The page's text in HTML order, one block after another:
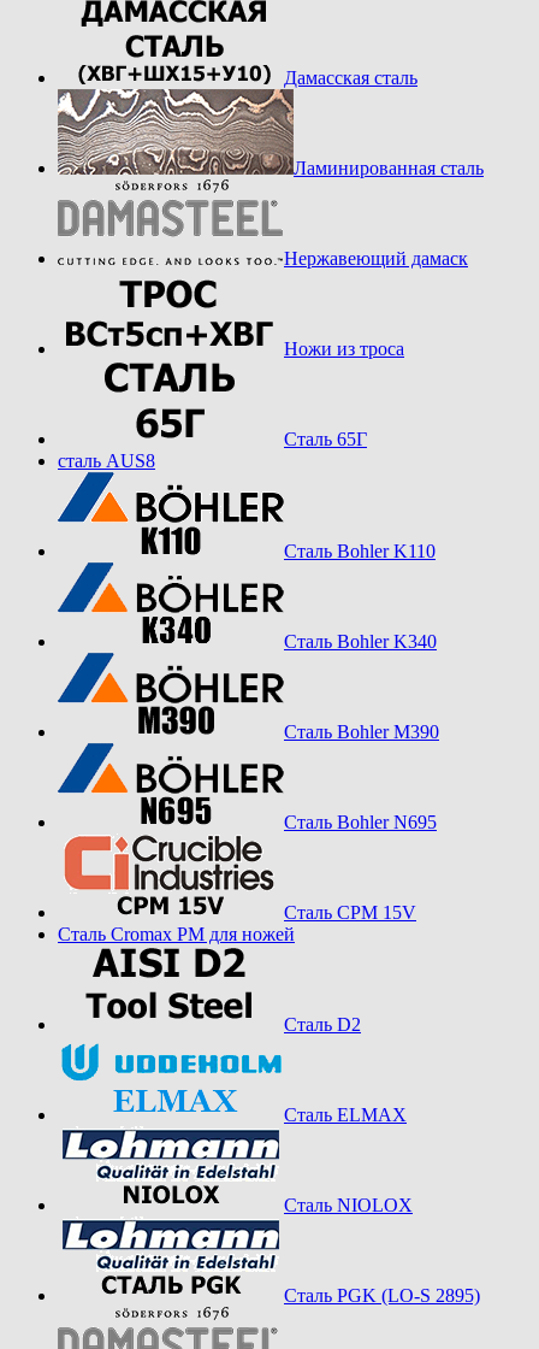
Дамасская сталь
Ламинированная сталь
Нержавеющий дамаск
Ножи из троса
Сталь 65Г
сталь AUS8
Сталь Bohler K110
Сталь Bohler K340
Сталь Bohler M390
Сталь Bohler N695
Сталь CPM 15V
Сталь Cromax PM для ножей
Сталь D2
Сталь ELMAX
Сталь NIOLOX
Сталь PGK (LO-S 2895)